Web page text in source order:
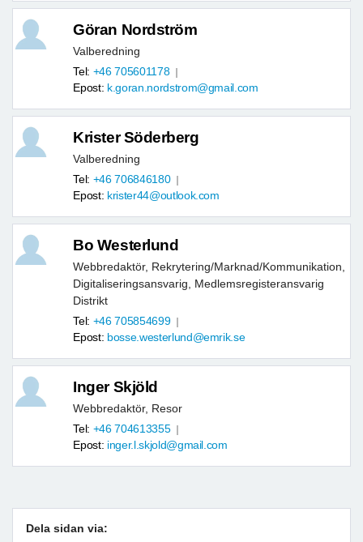
Göran Nordström
Valberedning
Tel: +46 705601178
Epost: k.goran.nordstrom@gmail.com
Krister Söderberg
Valberedning
Tel: +46 706846180
Epost: krister44@outlook.com
Bo Westerlund
Webbredaktör, Rekrytering/Marknad/Kommunikation,
Digitaliseringsansvarig, Medlemsregisteransvarig
Distrikt
Tel: +46 705854699
Epost: bosse.westerlund@emrik.se
Inger Skjöld
Webbredaktör, Resor
Tel: +46 704613355
Epost: inger.l.skjold@gmail.com
Dela sidan via: